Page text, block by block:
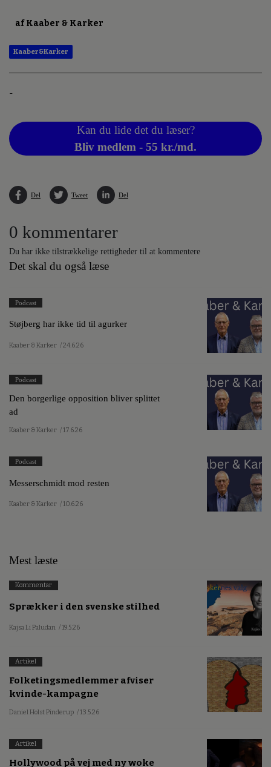
af Kaaber & Karker
Kaaber&Karker
-
Kan du lide det du læser?
Bliv medlem - 55 kr./md.
Del Tweet Del
0 kommentarer
Du har ikke tilstrækkelige rettigheder til at kommentere
Det skal du også læse
Podcast
Støjberg har ikke tid til agurker
Kaaber & Karker / 24.6.26
Podcast
Den borgerlige opposition bliver splittet
ad
Kaaber & Karker / 17.6.26
Podcast
Messerschmidt mod resten
Kaaber & Karker / 10.6.26
Mest læste
Kommentar
Sprækker i den svenske stilhed
Kajsa Li Paludan / 19.5.26
Artikel
Folketingsmedlemmer afviser
kvinde-kampagne
Daniel Holst Pinderup / 13.5.26
Artikel
Hollywood på vej med ny woke